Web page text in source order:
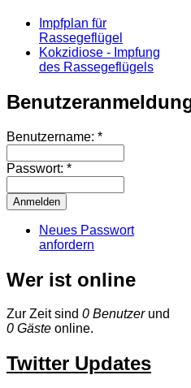
Impfplan für
Rassegeflügel
Kokzidiose - Impfung
des Rassegeflügels
Benutzername: *
Passwort: *
Neues Passwort
anfordern
Wer ist online
Zur Zeit sind 0 Benutzerund
0 Gäste online.
Twitter Updates